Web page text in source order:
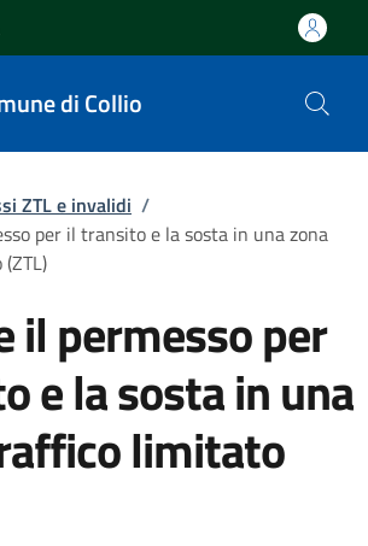
di Collio
pane
ZTL e invalidi /
per il transito e la sosta in una zona
il permesso per
e la sosta in una
limitato